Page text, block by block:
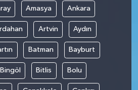
Amasya Ankara
Artvin Aydın
Batman Bayburt
Bingöl Bitlis Bolu